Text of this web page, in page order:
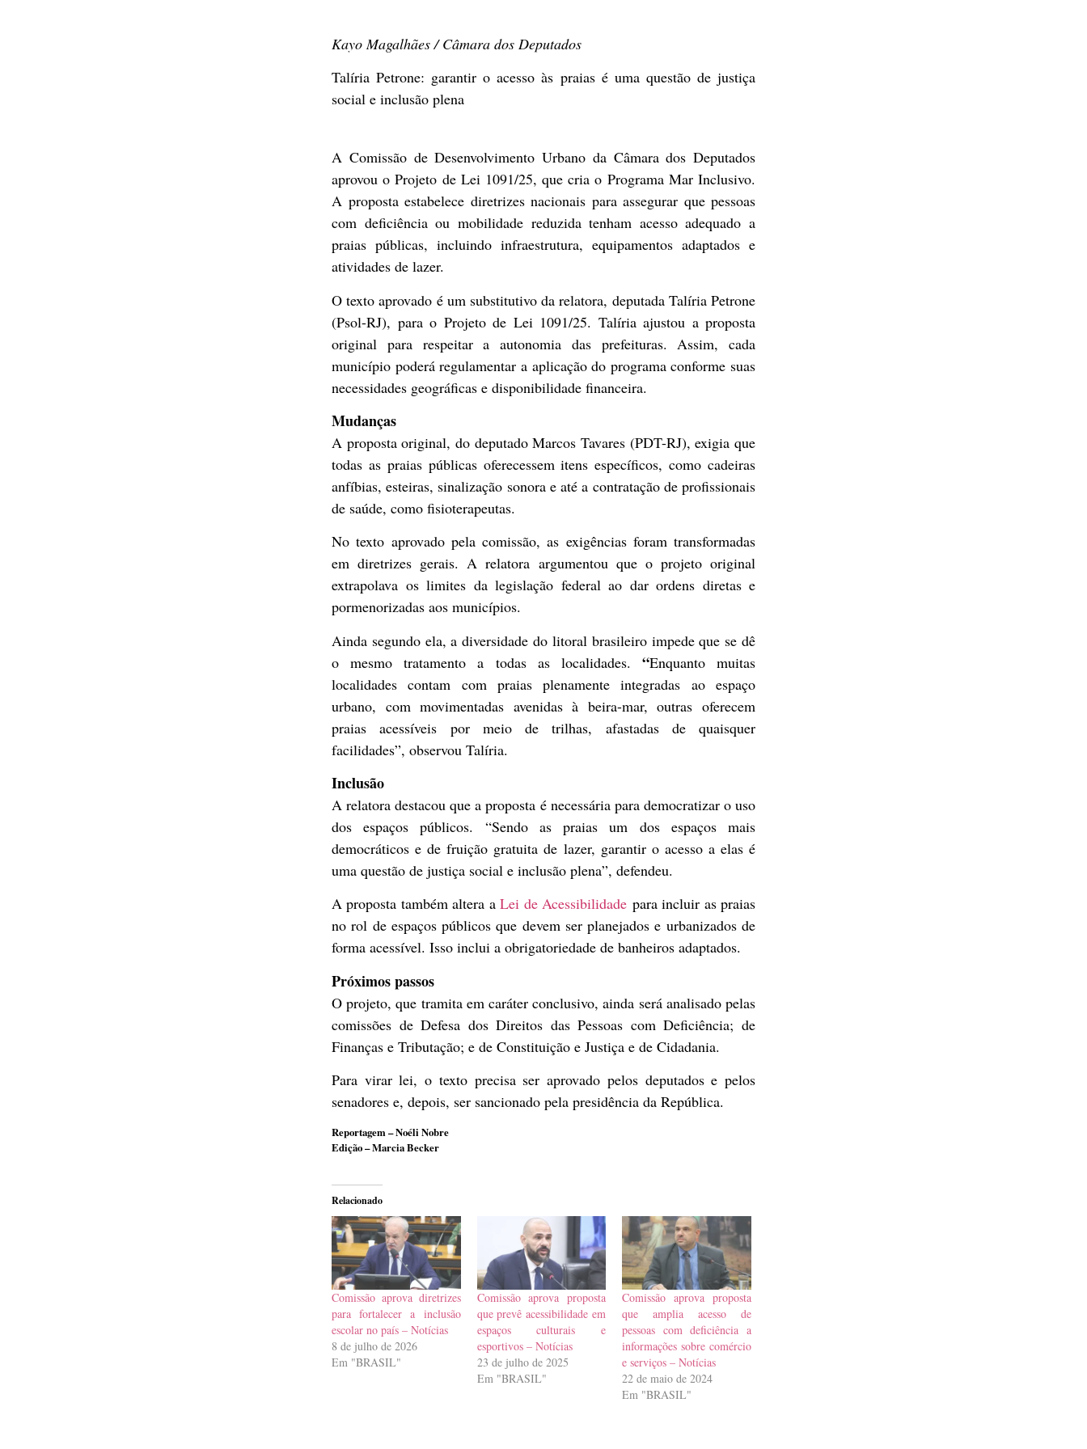
Kayo Magalhães / Câmara dos Deputados
Talíria Petrone: garantir o acesso às praias é uma questão de justiça
social e inclusão plena
A Comissão de Desenvolvimento Urbano da Câmara dos Deputados
aprovou o Projeto de Lei 1091/25, que cria o Programa Mar Inclusivo.
A proposta estabelece diretrizes nacionais para assegurar que pessoas
com deficiência ou mobilidade reduzida tenham acesso adequado a
praias públicas, incluindo infraestrutura, equipamentos adaptados e
atividades de lazer.
O texto aprovado é um substitutivo da relatora, deputada Talíria Petrone
(Psol-RJ), para o Projeto de Lei 1091/25. Talíria ajustou a proposta
original para respeitar a autonomia das prefeituras. Assim, cada
município poderá regulamentar a aplicação do programa conforme suas
necessidades geográficas e disponibilidade financeira.
Mudanças
A proposta original, do deputado Marcos Tavares (PDT-RJ), exigia que
todas as praias públicas oferecessem itens específicos, como cadeiras
anfíbias, esteiras, sinalização sonora e até a contratação de profissionais
de saúde, como fisioterapeutas.
No texto aprovado pela comissão, as exigências foram transformadas
em diretrizes gerais. A relatora argumentou que o projeto original
extrapolava os limites da legislação federal ao dar ordens diretas e
pormenorizadas aos municípios.
Ainda segundo ela, a diversidade do litoral brasileiro impede que se dê
o mesmo tratamento a todas as localidades.
“Enquanto muitas
localidades contam com praias plenamente integradas ao espaço
urbano, com movimentadas avenidas à beira-mar, outras oferecem
praias acessíveis por meio de trilhas, afastadas de quaisquer
facilidades”, observou Talíria.
Inclusão
A relatora destacou que a proposta é necessária para democratizar o uso
dos espaços públicos. “Sendo as praias um dos espaços mais
democráticos e de fruição gratuita de lazer, garantir o acesso a elas é
uma questão de justiça social e inclusão plena”, defendeu.
A proposta também altera aLei de Acessibilidade para incluir as praias
no rol de espaços públicos que devem ser planejados e urbanizados de
forma acessível. Isso inclui a obrigatoriedade de banheiros adaptados.
Próximos passos
O projeto, que tramita em caráter conclusivo, ainda será analisado pelas
comissões de Defesa dos Direitos das Pessoas com Deficiência; de
Finanças e Tributação; e de Constituição e Justiça e de Cidadania.
Para virar lei, o texto precisa ser aprovado pelos deputados e pelos
senadores e, depois, ser sancionado pela presidência da República.
Reportagem – Noéli Nobre
Edição – Marcia Becker
Relacionado
Comissão aprova diretrizes
para fortalecer a inclusão
escolar no país – Notícias
8 de julho de 2026
Em "BRASIL"
Comissão aprova proposta
que prevê acessibilidade em
espaços culturais e
esportivos – Notícias
23 de julho de 2025
Em "BRASIL"
Comissão aprova proposta
que amplia acesso de
pessoas com deficiência a
informações sobre comércio
e serviços – Notícias
22 de maio de 2024
Em "BRASIL"